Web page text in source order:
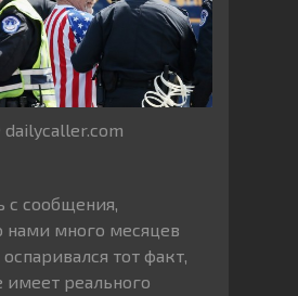
с сообщения,
нами много месяцев
тот факт,
имеет реального